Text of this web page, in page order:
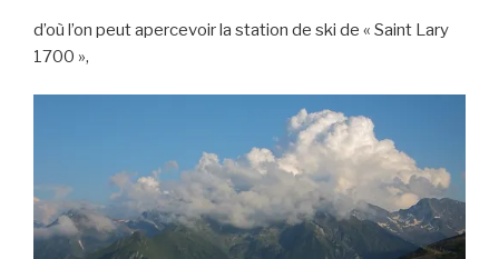
d’où l’on peut apercevoir la station de ski de « Saint Lary
1700 »,